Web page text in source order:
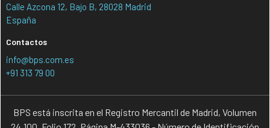
Calle Azcona 12, Bajo B, 28028 Madrid
España
Contactos
info@bps.com.es
+91 313 79 00
BPS está inscrita en el Registro Mercantil de Madrid, Volumen